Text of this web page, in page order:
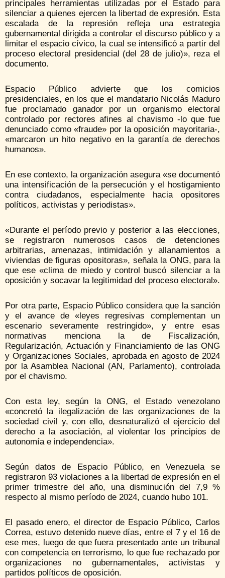
principales herramientas utilizadas por el Estado para
silenciar a quienes ejercen la libertad de expresión. Esta
escalada de la represión refleja una estrategia
gubernamental dirigida a controlar el discurso público y a
limitar el espacio cívico, la cual se intensificó a partir del
proceso electoral presidencial (del 28 de julio)», reza el
documento.
Espacio Público advierte que los comicios
presidenciales, en los que el mandatario Nicolás Maduro
fue proclamado ganador por un organismo electoral
controlado por rectores afines al chavismo -lo que fue
denunciado como «fraude» por la oposición mayoritaria-,
«marcaron un hito negativo en la garantía de derechos
humanos».
En ese contexto, la organización asegura «se documentó
una intensificación de la persecución y el hostigamiento
contra ciudadanos, especialmente hacia opositores
políticos, activistas y periodistas».
«Durante el período previo y posterior a las elecciones,
se registraron numerosos casos de detenciones
arbitrarias, amenazas, intimidación y allanamientos a
viviendas de figuras opositoras», señala la ONG, para la
que ese «clima de miedo y control buscó silenciar a la
oposición y socavar la legitimidad del proceso electoral».
Por otra parte, Espacio Público considera que la sanción
y el avance de «leyes regresivas complementan un
escenario severamente restringido», y entre esas
normativas menciona la de Fiscalización,
Regularización, Actuación y Financiamiento de las ONG
y Organizaciones Sociales, aprobada en agosto de 2024
por la Asamblea Nacional (AN, Parlamento), controlada
por el chavismo.
Con esta ley, según la ONG, el Estado venezolano
«concretó la ilegalización de las organizaciones de la
sociedad civil y, con ello, desnaturalizó el ejercicio del
derecho a la asociación, al violentar los principios de
autonomía e independencia».
Según datos de Espacio Público, en Venezuela se
registraron 93 violaciones a la libertad de expresión en el
primer trimestre del año, una disminución del 7,9 %
respecto al mismo período de 2024, cuando hubo 101.
El pasado enero, el director de Espacio Público, Carlos
Correa, estuvo detenido nueve días, entre el 7 y el 16 de
ese mes, luego de que fuera presentado ante un tribunal
con competencia en terrorismo, lo que fue rechazado por
organizaciones no gubernamentales, activistas y
partidos políticos de oposición.